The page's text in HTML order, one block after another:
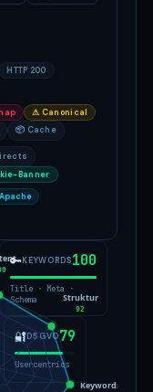
HTTP 200
⚠ Canonical
📦 Cache
Banner
Apache
🔑KEYWORDS100
Title · Meta ·
Schema
🔐DSGVO79
Usercentrics
Struktur
92
Keywords